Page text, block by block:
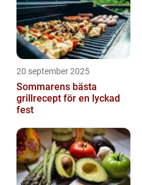
20 september 2025
Sommarens bästa
grillrecept för en lyckad
fest